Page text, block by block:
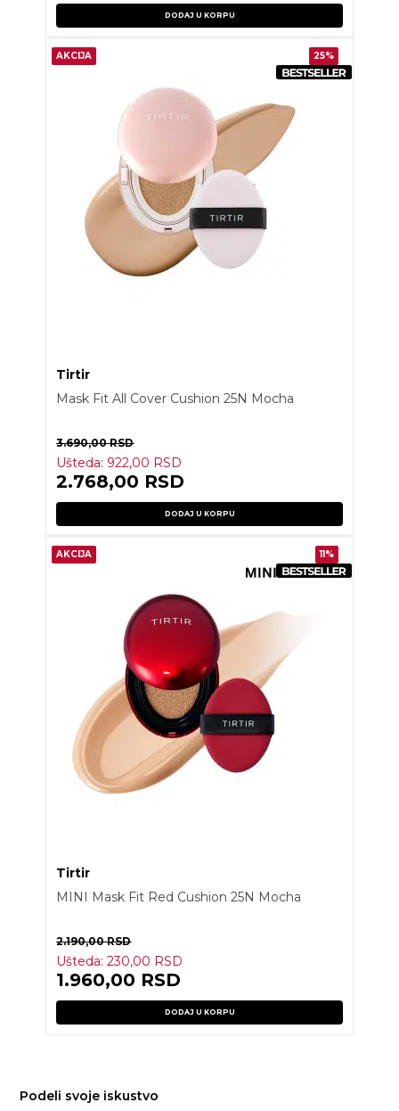
DODAJ U KORPU
AKCIJA 25%
Tirtir
Mask Fit All Cover Cushion 25N Mocha
3.690,00RSD
Ušteda: 922,00 RSD
2.768,00 RSD
DODAJ U KORPU
AKCIJA 11%
Tirtir
MINI Mask Fit Red Cushion 25N Mocha
2.190,00RSD
Ušteda:230,00 RSD
1.960,00 RSD
DODAJ U KORPU
Podeli svoje iskustvo